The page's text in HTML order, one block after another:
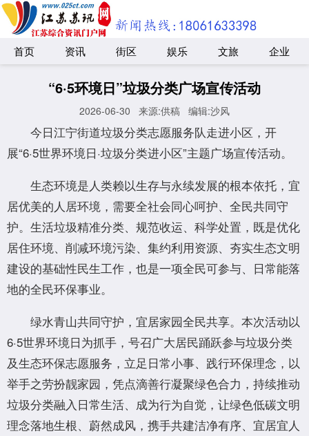
首页 资讯 街区 娱乐 文旅 企业
“6·5环境日”垃圾分类广场宣传活动
2026-06-30 来源:供稿 编辑:沙风
今日江宁街道垃圾分类志愿服务队走进小区，开
展“6·5世界环境日·垃圾分类进小区”主题广场宣传活动。
生态环境是人类赖以生存与永续发展的根本依托，宜
居优美的人居环境，需要全社会同心呵护、全民共同守
护。生活垃圾精准分类、规范收运、科学处置，既是优化
居住环境、削减环境污染、集约利用资源、夯实生态文明
建设的基础性民生工作，也是一项全民可参与、日常能落
地的全民环保事业。
绿水青山共同守护，宜居家园全民共享。本次活动以
6·5世界环境日为抓手，号召广大居民踊跃参与垃圾分类
及生态环保志愿服务，立足日常小事、践行环保理念，以
举手之劳扮靓家园，凭点滴善行凝聚绿色合力，持续推动
垃圾分类融入日常生活、成为行为自觉，让绿色低碳文明
理念落地生根、蔚然成风，携手共建洁净有序、宜居宜人